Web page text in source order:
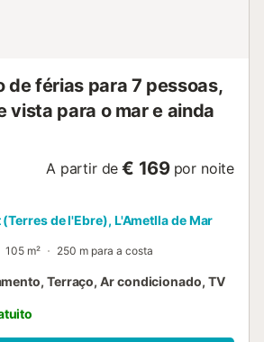
de férias para 7 pessoas,
vista para o mar e ainda
A partir de € 169 por noite
de l'Ebre), L'Ametlla de Mar
105 m² 250 m para a costa
Terraço, Ar condicionado, TV